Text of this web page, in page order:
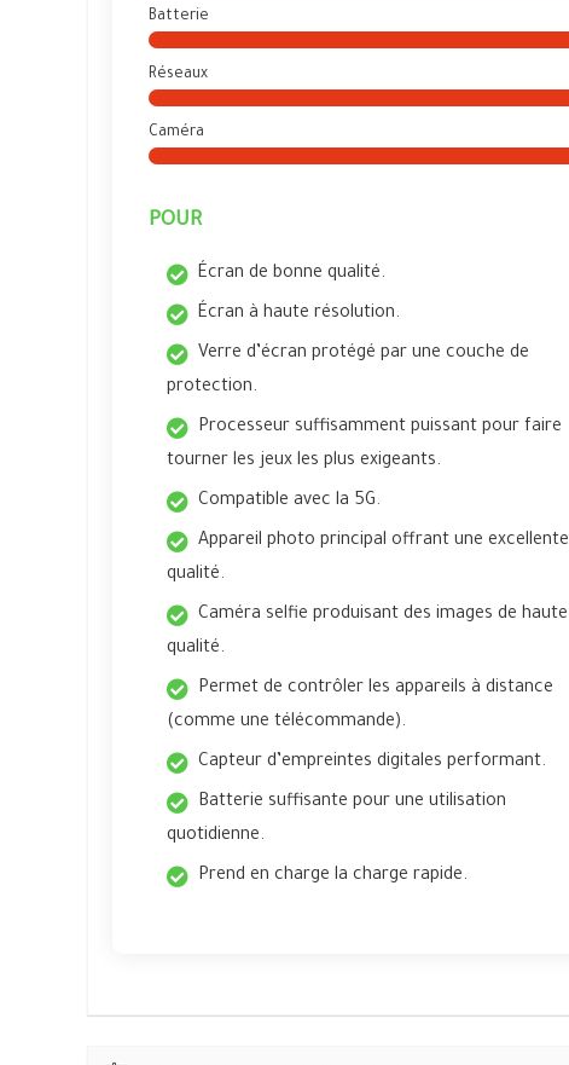
Batterie
Réseaux
Caméra
POUR
Écran de bonne qualité.
Écran à haute résolution.
Verre d’écran protégé par une couche de
protection.
Processeur suffisamment puissant pour faire
tourner les jeux les plus exigeants.
Compatible avec la 5G.
Appareil photo principal offrant une excellente
qualité.
Caméra selfie produisant des images de haute
qualité.
Permet de contrôler les appareils à distance
(comme une télécommande).
Capteur d’empreintes digitales performant.
Batterie suffisante pour une utilisation
quotidienne.
Prend en charge la charge rapide.